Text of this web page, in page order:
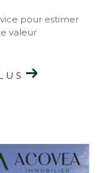
pour estimer
valeur